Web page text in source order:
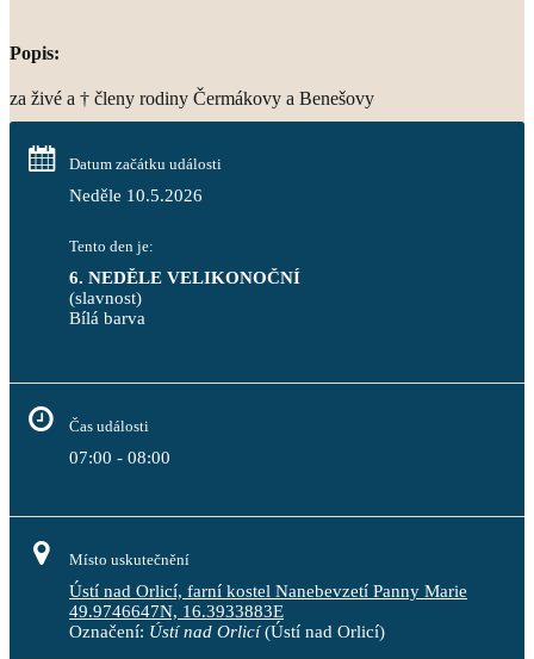
Popis:
za živé a † členy rodiny Čermákovy a Benešovy
Datum začátku události
Neděle 10.5.2026
Tento den je:
6. NEDĚLE VELIKONOČNÍ
(slavnost)
Bílá barva
Čas události
07:00 - 08:00
Místo uskutečnění
Ústí nad Orlicí, farní kostel Nanebevzetí Panny Marie
49.9746647N, 16.3933883E
Označení: Ústí nad Orlicí(Ústí nad Orlicí)